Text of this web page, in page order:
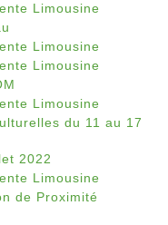
Limousine
Limousine
Limousine
Limousine
du 11 au 17
2022
Limousine
de Proximité